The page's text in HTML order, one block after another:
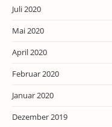
Juli 2020
Mai 2020
April 2020
Februar 2020
Januar 2020
Dezember 2019